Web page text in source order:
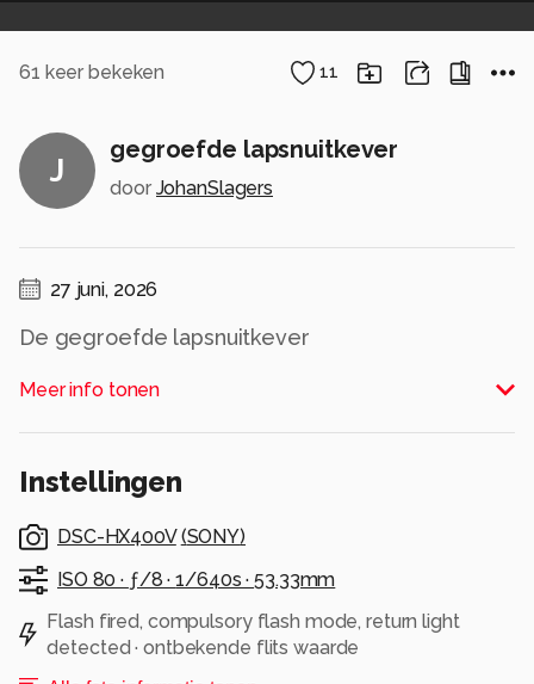
61 keer bekeken 11
J
gegroefde lapsnuitkever
door JohanSlagers
27 juni, 2026
De gegroefde lapsnuitkever
Alle rechten voorbehouden
Meer info tonen
Instellingen
DSC-HX400V (SONY)
ISO 80 · ƒ/8 ·1/640s ·53.33mm
Flash fired, compulsory flash mode, return light
detected · ontbekende flits waarde